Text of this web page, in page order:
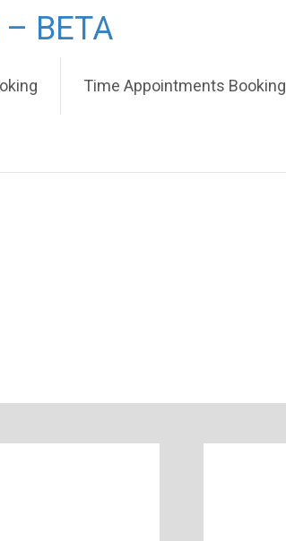
BETA
Time Appointments Booking